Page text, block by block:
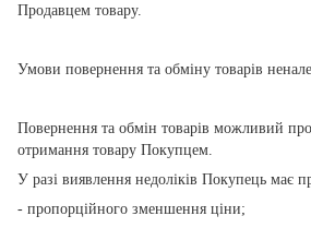
Продавцем товару.
Умови повернення та обміну товарів
Повернення та обмін товарів можливий
отримання товару Покупцем.
У разі виявлення недоліків Покупець має
- пропорційного зменшення ціни;